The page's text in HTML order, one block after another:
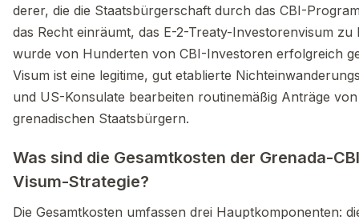
derer, die die Staatsbürgerschaft durch das CBI-
das Recht einräumt, das E-2-Treaty-Investorenvisum zu
wurde von Hunderten von CBI-Investoren erfolgreich
Visum ist eine legitime, gut etablierte
und US-Konsulate bearbeiten routinemäßig Anträge
grenadischen Staatsbürgern.
Was sind die Gesamtkosten der Grenada-
Visum-Strategie?
Die Gesamtkosten umfassen drei Hauptkomponenten: